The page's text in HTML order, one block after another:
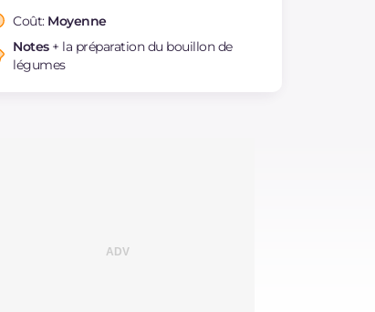
Coût: Moyenne
Notes+ la préparation du bouillon de
légumes